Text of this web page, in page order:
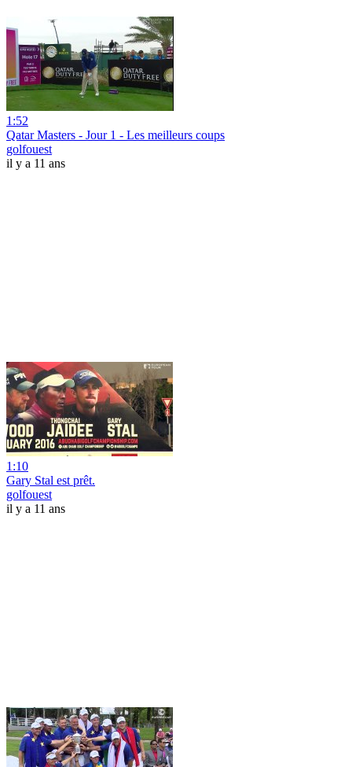
1:52
Qatar Masters - Jour 1 - Les meilleurs coups
golfouest
il y a 11 ans
1:10
Gary Stal est prêt.
golfouest
il y a 11 ans